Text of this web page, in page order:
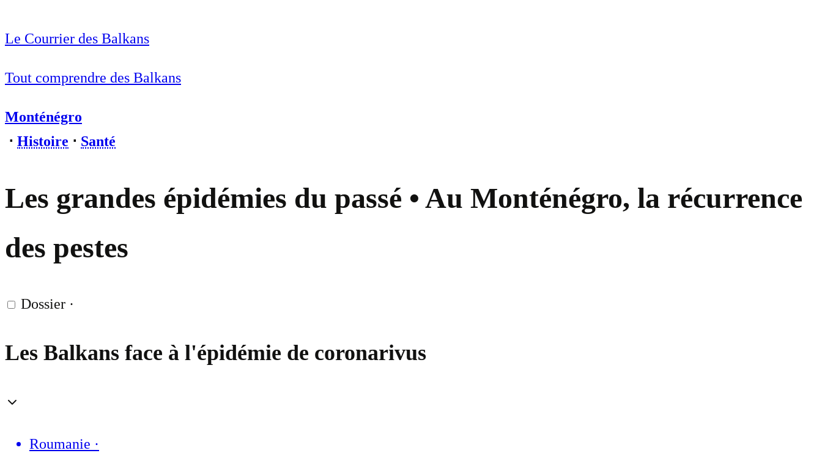
Le Courrier des Balkans
Tout comprendre des Balkans
Monténégro
⋅ Histoire ⋅ Santé
Les grandes épidémies du passé • Au Monténégro, la récurrence
des pestes
Dossier ·
Les Balkans face à l'épidémie de coronarivus
Roumanie ·